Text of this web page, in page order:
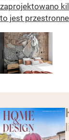
zaprojektowano
to jest